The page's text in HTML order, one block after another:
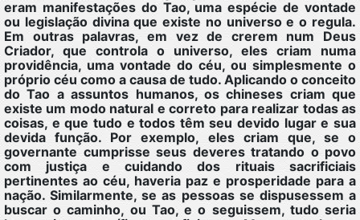
eram manifestações do Tao, uma espécie de vontade
ou legislação divina que existe no universo e o regula.
Em outras palavras, em vez de crerem num Deus
Criador, que controla o universo, eles criam numa
providência, uma vontade do céu, ou simplesmente o
próprio céu como a causa de tudo. Aplicando o conceito
do Tao a assuntos humanos, os chineses criam que
existe um modo natural e correto para realizar todas as
coisas, e que tudo e todos têm seu devido lugar e sua
devida função. Por exemplo, eles criam que, se o
governante cumprisse seus deveres tratando o povo
com justiça e cuidando dos rituais sacrificiais
pertinentes ao céu, haveria paz e prosperidade para a
nação. Similarmente, se as pessoas se dispusessem a
buscar o caminho, ou Tao, e o seguissem, tudo seria